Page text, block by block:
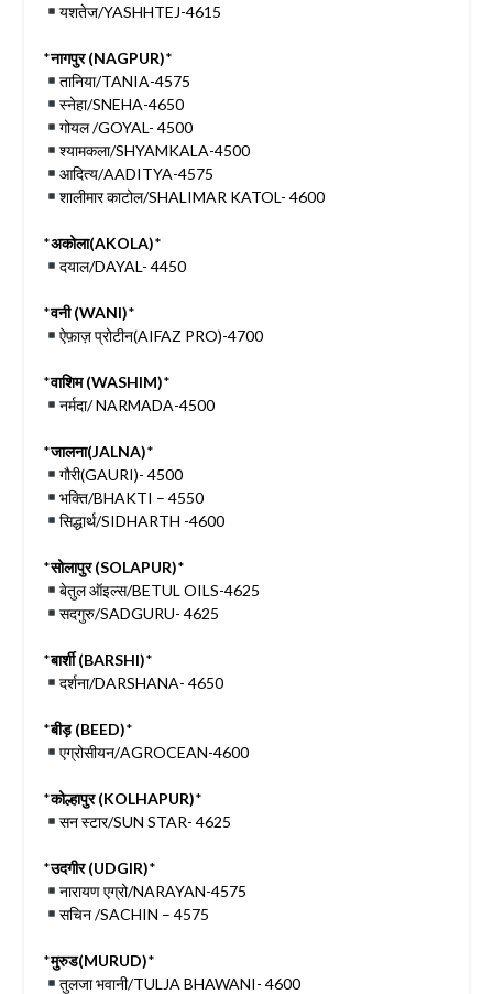
यशतेज/YASHHTEJ-4615
*नागपुर (NAGPUR)*
तानिया/TANIA-4575
स्नेहा/SNEHA-4650
गोयल /GOYAL- 4500
श्यामकला/SHYAMKALA-4500
आदित्य/AADITYA-4575
शालीमार काटोल/SHALIMAR KATOL- 4600
*अकोला(AKOLA)*
दयाल/DAYAL- 4450
*वनी (WANI)*
ऐफ़ाज़ प्रोटीन(AIFAZ PRO)-4700
*वाशिम (WASHIM)*
नर्मदा/ NARMADA-4500
*जालना(JALNA)*
गौरी(GAURI)- 4500
भक्ति/BHAKTI – 4550
सिद्धार्थ/SIDHARTH -4600
*सोलापुर (SOLAPUR)*
बेतुल ऑइल्स/BETUL OILS-4625
सदगुरु/SADGURU- 4625
*बार्शी (BARSHI)*
दर्शना/DARSHANA- 4650
*बीड़ (BEED)*
एग्रोसीयन/AGROCEAN-4600
*कोल्हापुर (KOLHAPUR)*
सन स्टार/SUN STAR- 4625
*उदगीर (UDGIR)*
नारायण एग्रो/NARAYAN-4575
सचिन /SACHIN – 4575
*मुरुड(MURUD)*
तुलजा भवानी/TULJA BHAWANI- 4600